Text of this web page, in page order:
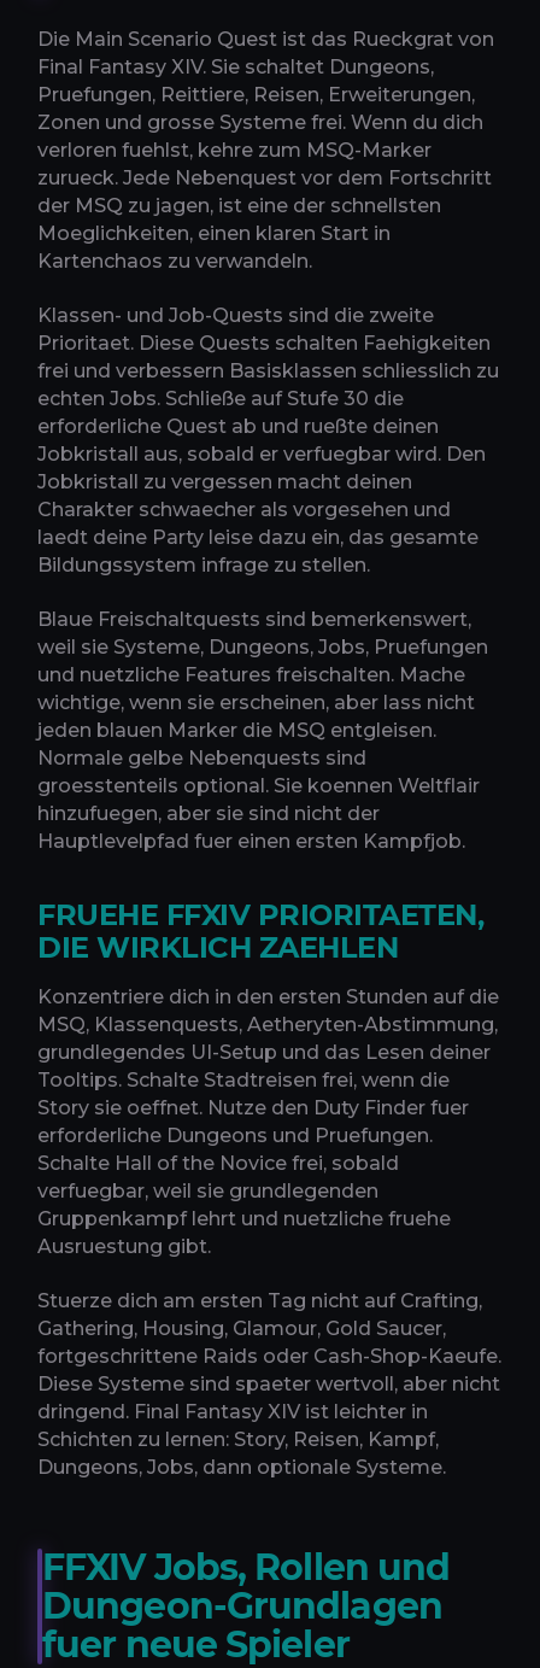
Die Main Scenario Quest ist das Rueckgrat von
Final Fantasy XIV. Sie schaltet Dungeons,
Pruefungen, Reittiere, Reisen, Erweiterungen,
Zonen und grosse Systeme frei. Wenn du dich
verloren fuehlst, kehre zum MSQ-Marker
zurueck. Jede Nebenquest vor dem Fortschritt
der MSQ zu jagen, ist eine der schnellsten
Moeglichkeiten, einen klaren Start in
Kartenchaos zu verwandeln.
Klassen- und Job-Quests sind die zweite
Prioritaet. Diese Quests schalten Faehigkeiten
frei und verbessern Basisklassen schliesslich zu
echten Jobs. Schließe auf Stufe 30 die
erforderliche Quest ab und rueßte deinen
Jobkristall aus, sobald er verfuegbar wird. Den
Jobkristall zu vergessen macht deinen
Charakter schwaecher als vorgesehen und
laedt deine Party leise dazu ein, das gesamte
Bildungssystem infrage zu stellen.
Blaue Freischaltquests sind bemerkenswert,
weil sie Systeme, Dungeons, Jobs, Pruefungen
und nuetzliche Features freischalten. Mache
wichtige, wenn sie erscheinen, aber lass nicht
jeden blauen Marker die MSQ entgleisen.
Normale gelbe Nebenquests sind
groesstenteils optional. Sie koennen Weltflair
hinzufuegen, aber sie sind nicht der
Hauptlevelpfad fuer einen ersten Kampfjob.
FRUEHE FFXIV PRIORITAETEN,
DIE WIRKLICH ZAEHLEN
Konzentriere dich in den ersten Stunden auf die
MSQ, Klassenquests, Aetheryten-Abstimmung,
grundlegendes UI-Setup und das Lesen deiner
Tooltips. Schalte Stadtreisen frei, wenn die
Story sie oeffnet. Nutze den Duty Finder fuer
erforderliche Dungeons und Pruefungen.
Schalte Hall of the Novice frei, sobald
verfuegbar, weil sie grundlegenden
Gruppenkampf lehrt und nuetzliche fruehe
Ausruestung gibt.
Stuerze dich am ersten Tag nicht auf Crafting,
Gathering, Housing, Glamour, Gold Saucer,
fortgeschrittene Raids oder Cash-Shop-Kaeufe.
Diese Systeme sind spaeter wertvoll, aber nicht
dringend. Final Fantasy XIV ist leichter in
Schichten zu lernen: Story, Reisen, Kampf,
Dungeons, Jobs, dann optionale Systeme.
FFXIV Jobs, Rollen und
Dungeon-Grundlagen
fuer neue Spieler